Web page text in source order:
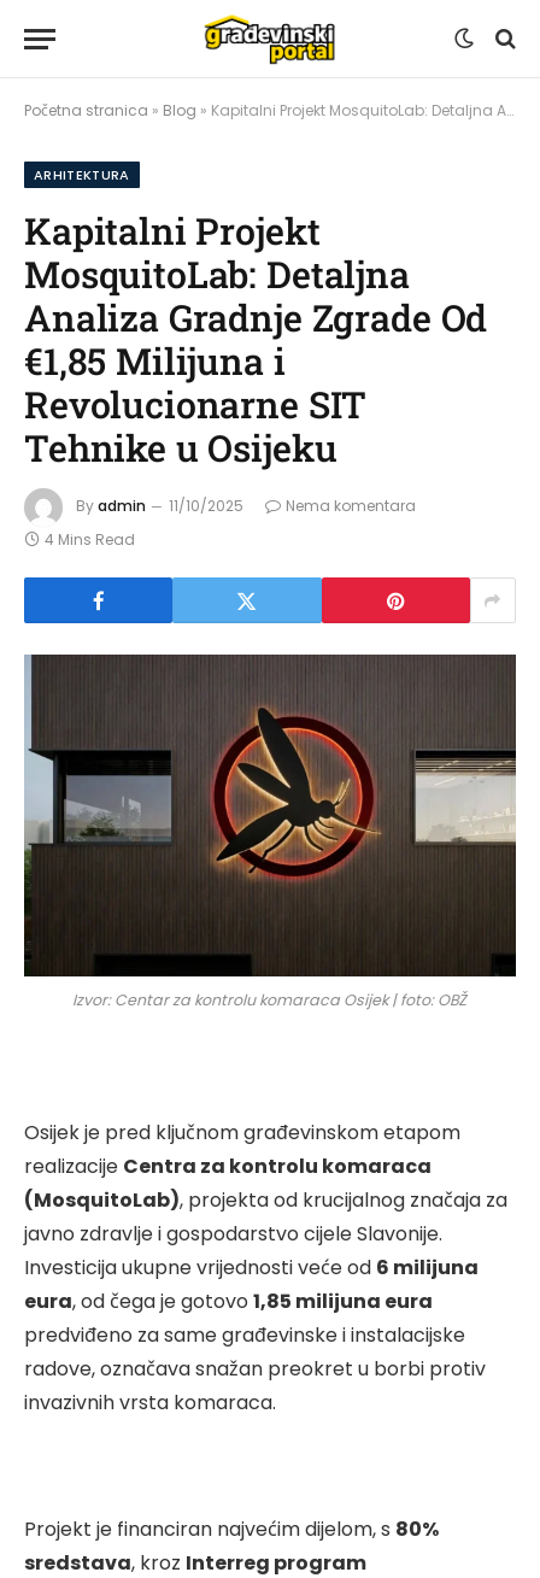
Početna stranica » Blog » Kapitalni Projekt MosquitoLab: Detaljna Analiza Gradnje Zgrade Od €1,85 Milijuna i Revolucionarne SIT Tehnike u Osijeku
ARHITEKTURA
Kapitalni Projekt
MosquitoLab: Detaljna
Analiza Gradnje Zgrade Od
€1,85 Milijuna i
Revolucionarne SIT
Tehnike u Osijeku
Byadmin 11/10/2025
Nema komentara
4 Mins Read
Izvor: Centar za kontrolu komaraca Osijek | foto: OBŽ
Osijek je pred ključnom građevinskom etapom
realizacije Centra za kontrolu komaraca
(MosquitoLab), projekta od krucijalnog značaja za
javno zdravlje i gospodarstvo cijele Slavonije.
Investicija ukupne vrijednosti veće od 6 milijuna
eura, od čega je gotovo 1,85 milijuna eura
predviđeno za same građevinske i instalacijske
radove, označava snažan preokret u borbi protiv
invazivnih vrsta komaraca.
Projekt je financiran najvećim dijelom, s 80%
sredstava, kroz Interreg program